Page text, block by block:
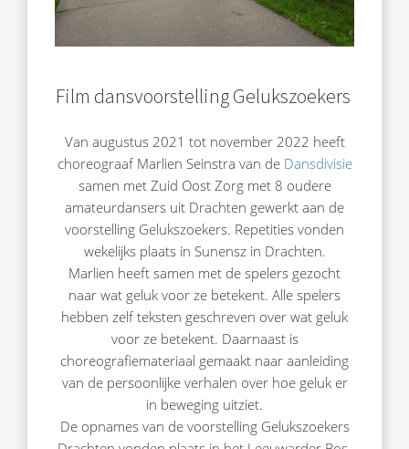
Film dansvoorstelling Gelukszoekers
Van augustus 2021 tot november 2022 heeft
choreograaf Marlien Seinstra van de Dansdivisie
samen met Zuid Oost Zorg met 8 oudere
amateurdansers uit Drachten gewerkt aan de
voorstelling Gelukszoekers. Repetities vonden
wekelijks plaats in Sunensz in Drachten.
Marlien heeft samen met de spelers gezocht
naar wat geluk voor ze betekent. Alle spelers
hebben zelf teksten geschreven over wat geluk
voor ze betekent. Daarnaast is
choreografiemateriaal gemaakt naar aanleiding
van de persoonlijke verhalen over hoe geluk er
in beweging uitziet.
De opnames van de voorstelling Gelukszoekers